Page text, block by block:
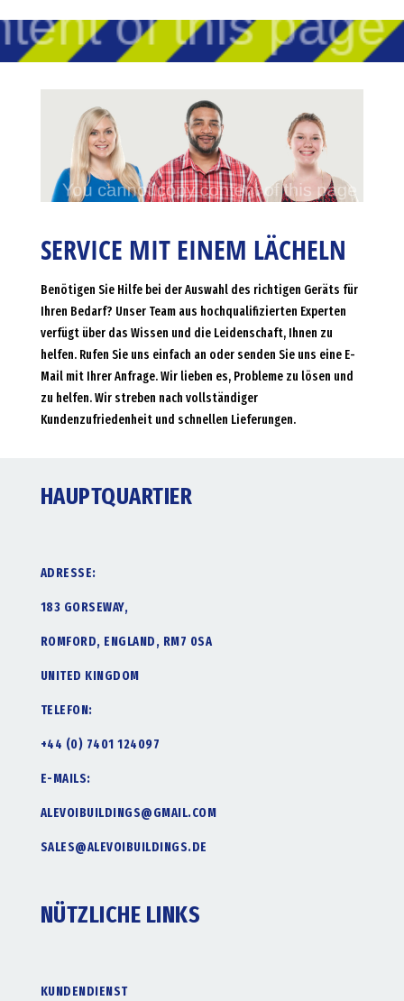
SERVICE MIT EINEM LÄCHELN
Benötigen Sie Hilfe bei der Auswahl des richtigen Geräts für
Ihren Bedarf? Unser Team aus hochqualifizierten Experten
verfügt über das Wissen und die Leidenschaft, Ihnen zu
helfen. Rufen Sie uns einfach an oder senden Sie uns eine E-
Mail mit Ihrer Anfrage. Wir lieben es, Probleme zu lösen und
zu helfen. Wir streben nach vollständiger
Kundenzufriedenheit und schnellen Lieferungen.
HAUPTQUARTIER
ADRESSE:
183 GORSEWAY,
ROMFORD, ENGLAND, RM7 0SA
UNITED KINGDOM
TELEFON:
+44 (0) 7401 124097
E-MAILS:
ALEVOIBUILDINGS@GMAIL.COM
SALES@ALEVOIBUILDINGS.DE
NÜTZLICHE LINKS
KUNDENDIENST